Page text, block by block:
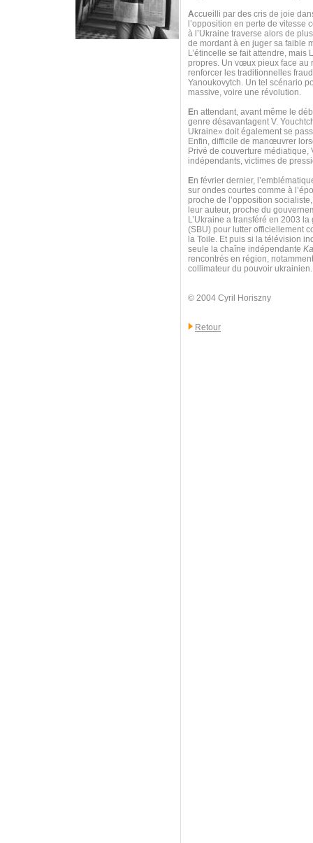
Accueilli par des cris de joie
l’opposition en perte de
à l’Ukraine traverse alors de
de mordant à en juger sa faible
L’étincelle se fait attendre,
propres. Un vœux pieux face au
renforcer les traditionnelles
Yanoukovytch. Un tel scénario
massive, voire une révolution.
En attendant, avant même le
genre désavantagent V.
Ukraine» doit également se
Enfin, difficile de manœuvrer
Privé de couverture
indépendants, victimes de
En février dernier,
sur ondes courtes comme à
proche de l’opposition
leur auteur, proche du
L’Ukraine a transféré en 2003
(SBU) pour lutter officiellement
la Toile. Et puis si la télévision
seule la chaîne indépendante
rencontrés en région,
collimateur du pouvoir ukrainien.
© 2004 Cyril Horiszny
Retour